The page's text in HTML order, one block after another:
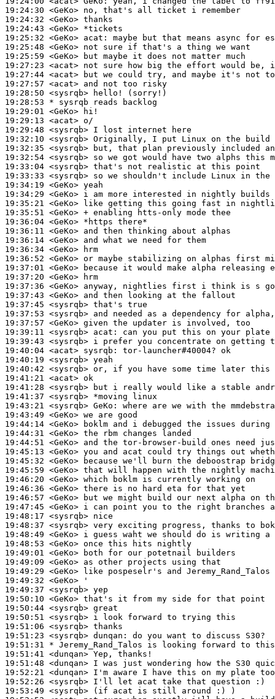
19:24:30 <GeKo>
19:24:32 <GeKo>
19:24:43 <GeKo>
19:25:32 <GeKo> acat:
19:25:48 <GeKo>
19:25:59 <GeKo>
19:27:23 <acat>
19:27:44 <acat>
19:27:57 <acat>
19:28:50 <sysrqb>
19:28:53 * sysrqb
reads backlog
19:29:01 <GeKo>
19:29:13 <acat>
19:29:48 <sysrqb>
19:32:10 <sysrqb>
19:32:35 <sysrqb>
19:32:54 <sysrqb>
19:33:04 <sysrqb>
19:33:33 <sysrqb>
19:34:19 <GeKo>
19:34:29 <GeKo>
19:35:21 <GeKo>
19:35:51 <GeKo>
19:36:04 <GeKo>
19:36:11 <GeKo>
19:36:14 <GeKo>
19:36:34 <GeKo>
19:36:52 <GeKo>
19:37:01 <GeKo>
19:37:20 <GeKo>
19:37:36 <GeKo>
19:37:43 <GeKo>
19:37:45 <sysrqb>
19:37:53 <sysrqb>
19:37:57 <GeKo>
19:39:11 <sysrqb> acat:
19:39:43 <sysrqb>
19:40:04 <acat> sysrqb:
19:40:19 <sysrqb>
19:40:42 <sysrqb>
19:41:21 <acat>
19:41:28 <sysrqb>
19:41:37 <sysrqb>
19:43:21 <sysrqb> GeKo:
19:43:49 <GeKo>
19:44:14 <GeKo>
19:44:31 <GeKo>
19:44:51 <GeKo>
19:45:13 <GeKo>
19:45:32 <GeKo>
19:45:59 <GeKo>
19:46:20 <GeKo>
19:46:36 <GeKo>
19:46:57 <GeKo>
19:47:45 <GeKo>
19:48:17 <sysrqb>
19:48:37 <sysrqb>
19:48:49 <GeKo>
19:48:53 <GeKo>
19:49:01 <GeKo>
19:49:09 <GeKo>
19:49:29 <GeKo>
19:49:32 <GeKo>
19:49:37 <sysrqb>
19:50:10 <GeKo>
19:50:44 <sysrqb>
19:50:51 <sysrqb>
19:51:06 <sysrqb>
19:51:23 <sysrqb> dunqan:
19:51:31 * Jeremy_Rand_Talos
is looking forward to
19:51:41 <dunqan>
19:51:48 <dunqan>
19:52:21 <dunqan>
19:52:26 <sysrqb>
19:53:49 <sysrqb>